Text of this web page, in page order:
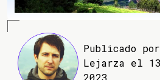
Publicado
Lejarza el
2023